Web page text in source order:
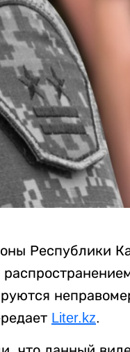
Республики
Liter.kz.